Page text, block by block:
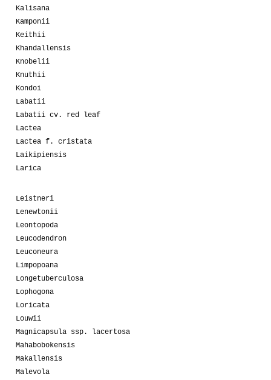
Kalisana
Kamponii
Keithii
Khandallensis
Knobelii
Knuthii
Kondoi
Labatii
Labatii cv. red leaf
Lactea
Lactea f. cristata
Laikipiensis
Larica
Leistneri
Lenewtonii
Leontopoda
Leucodendron
Leuconeura
Limpopoana
Longetuberculosa
Lophogona
Loricata
Louwii
Magnicapsula ssp. lacertosa
Mahabobokensis
Makallensis
Malevola